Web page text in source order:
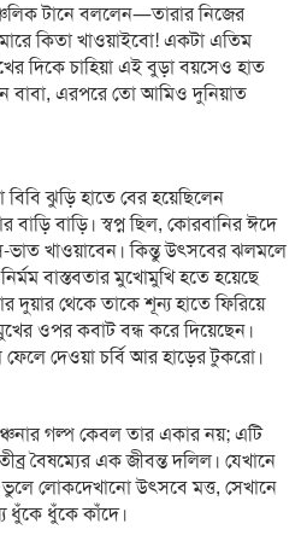
টানে বললেন—তারার নিজের
কিতা খাওয়াইবো! একটা এতিম
দিকে চাহিয়া এই বুড়া বয়সেও হাত
বাবা, এরপরে তো আমিও দুনিয়াত
ঝুড়ি হাতে বের হয়েছিলেন
বাড়ি। স্বপ্ন ছিল, কোরবানির ঈদে
ভাত খাওয়াবেন। কিন্তু উৎসবের ঝলমলে
বাস্তবতার মুখোমুখি হতে হয়েছে
দুয়ার থেকে তাকে শূন্য হাতে ফিরিয়ে
ওপর কবাট বন্ধ করে দিয়েছেন।
দেওয়া চর্বি আর হাড়ের টুকরো।
গল্প কেবল তার একার নয়; এটি
বৈষম্যের এক জীবন্ত দলিল। যেখানে
ভুলে লোকদেখানো উৎসবে মত্ত, সেখানে
ধুঁকে ধুঁকে কাঁদে।